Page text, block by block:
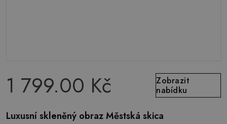
1 799.00 Kč
Zobrazit
nabídku
Luxusní skleněný obraz Městská skica